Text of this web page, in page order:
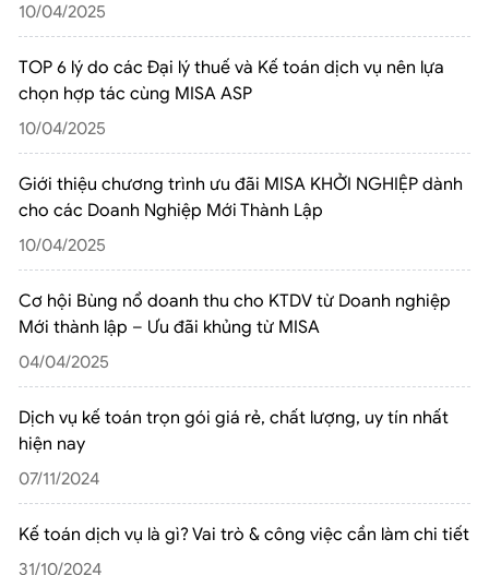
10/04/2025
TOP 6 lý do các Đại lý thuế và Kế toán dịch vụ nên lựa
chọn hợp tác cùng MISA ASP
10/04/2025
Giới thiệu chương trình ưu đãi MISA KHỞI NGHIỆP dành
cho các Doanh Nghiệp Mới Thành Lập
10/04/2025
Cơ hội Bùng nổ doanh thu cho KTDV từ Doanh nghiệp
Mới thành lập – Ưu đãi khủng từ MISA
04/04/2025
Dịch vụ kế toán trọn gói giá rẻ, chất lượng, uy tín nhất
hiện nay
07/11/2024
Kế toán dịch vụ là gì? Vai trò & công việc cần làm chi tiết
31/10/2024